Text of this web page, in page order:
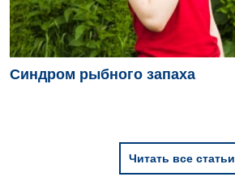
Синдром рыбного запаха
Читать все статьи